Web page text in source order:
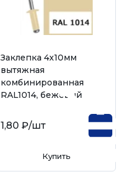
Заклепка 4х10мм
вытяжная
комбинированная
RAL1014, бежевый
1,80 ₽/шт
Купить